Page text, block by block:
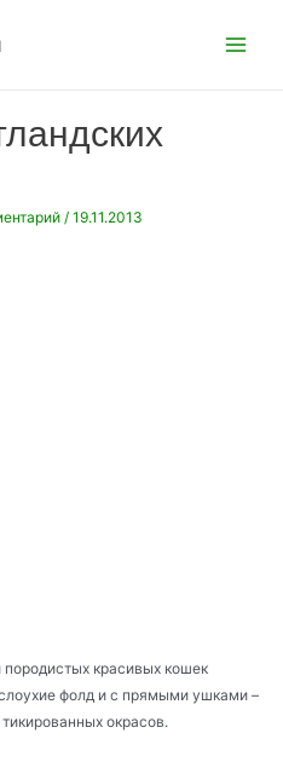
/ 19.11.2013
красивых кошек
фолд и с прямыми ушками –
окрасов.